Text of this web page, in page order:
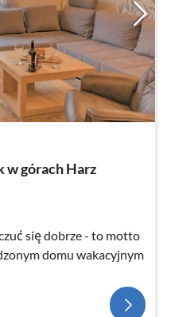
w górach Harz
się dobrze - to motto
domu wakacyjnym